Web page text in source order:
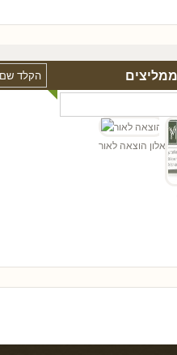
ממליצים
אלון הוצאה לאור